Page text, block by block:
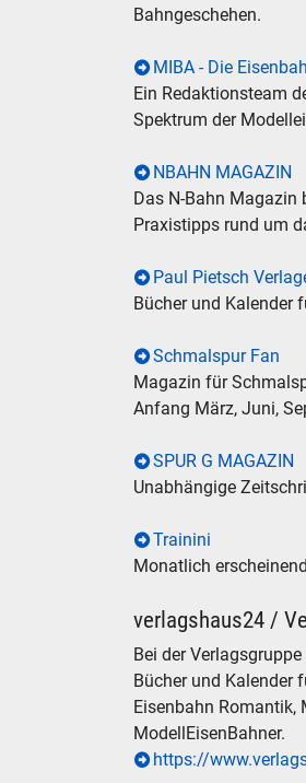
Bahngeschehen.
MIBA - Die
Ein Redaktionsteam
Spektrum der
NBAHN MAGAZIN
Das N-Bahn Magazin
Praxistipps rund um
Paul Pietsch
Bücher und Kalender
Schmalspur Fan
Magazin für
Anfang März, Juni,
SPUR G MAGAZIN
Unabhängige
Trainini
Monatlich
verlagshaus24 /
Bei der
Bücher und Kalender
Eisenbahn Romantik,
ModellEisenBahner.
https://